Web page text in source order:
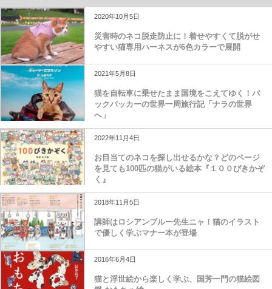
2020年10月5日
災害時のネコ脱走防止に！着せやすくて脱がせ
やすい猫専用ハーネスが6色カラーで展開
2021年5月8日
猫を自転車に乗せたまま国境をこえてゆく！バ
ックパッカーの世界一周旅行記「ナラの世界
へ」
2022年11月4日
お目当てのネコを探し出せるかな？どのページ
を見ても100匹の猫がいる絵本『１００ぴきかぞ
く』
2018年11月5日
講師はロシアンブルー先生ニャ！猫のイラスト
で優しく学ぶマナー本が登場
2016年6月4日
猫と浮世絵から楽しく学ぶ、国芳一門の猫絵図